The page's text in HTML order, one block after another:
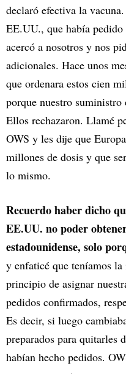
declaró efectiva la
EE.UU., que había
acercó a nosotros y nos
adicionales. Hace unos
que ordenara estos cien
porque nuestro suministro
Ellos rechazaron. Llamé
OWS y les dije que
millones de dosis y que
lo mismo.
Recuerdo haber dicho
EE.UU. no poder
estadounidense, solo
y enfaticé que teníamos
principio de asignar
pedidos confirmados,
Es decir, si luego
preparados para quitarles
habían hecho pedidos.